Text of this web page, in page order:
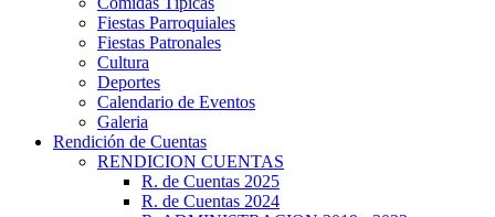
Fiestas Parroquiales
Fiestas Patronales
Cultura
Deportes
Calendario de Eventos
Galeria
Rendición de Cuentas
RENDICION CUENTAS
R. de Cuentas 2025
R. de Cuentas 2024